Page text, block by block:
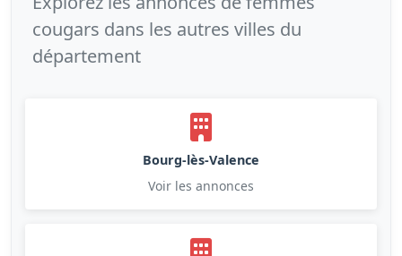
cougars dans les autres villes du
département
Bourg-lès-Valence
Voir les annonces